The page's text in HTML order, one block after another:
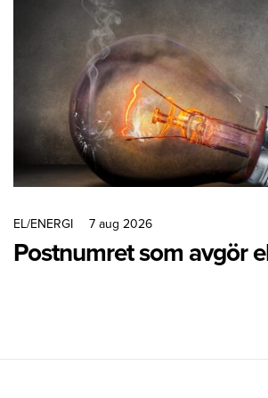
EL/ENERGI 7 aug 2026
Postnumret som avgör